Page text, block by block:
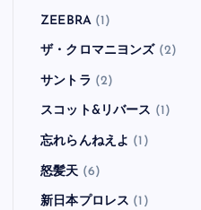
ZEEBRA(1)
ザ・クロマニヨンズ (2)
サントラ (2)
スコット&リバース (1)
忘れらんねえよ (1)
怒髪天 (6)
新日本プロレス (1)